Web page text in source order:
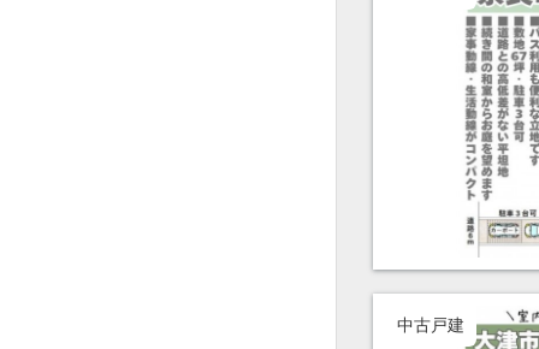
中古戸建